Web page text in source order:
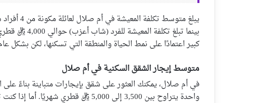
كبير اعتمادًا على نمط الحياة والمنطقة التي تسكنها، لكن
متوسط إيجار الشقق السكنية في أم صلال
في أم صلال، يمكنك العثور على شقق بإيجارات متباينة بناءً
واحدة يتراوح بين 3,500 إلى 5,000 ريال